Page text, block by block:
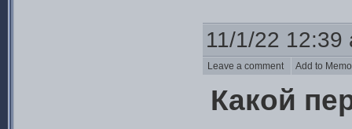
11/1/22 12:39
Leave a comment Add to
Какой